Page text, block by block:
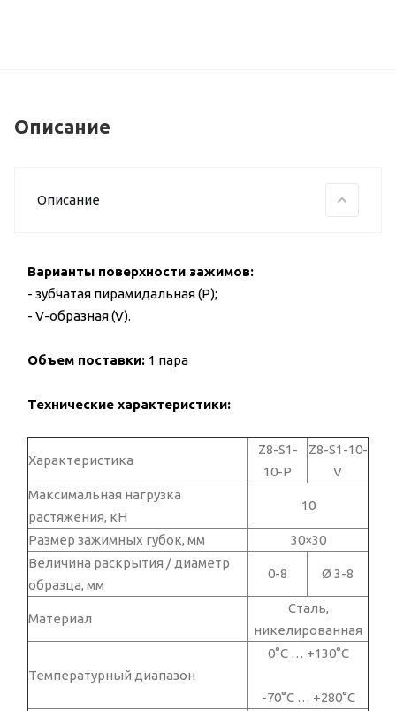
Описание
Описание
Варианты поверхности зажимов:
- зубчатая пирамидальная (P);
- V-образная (V).
Объем поставки: 1 пара
Технические характеристики:
Характеристика
Z8-S1-
10-P
Z8-S1-10-
V
Максимальная нагрузка
растяжения, кН
10
Размер зажимных губок, мм
30×30
Величина раскрытия / диаметр
образца, мм
0-8 Ø 3-8
Материал
Сталь,
никелированная
Температурный диапазон
0°C … +130°C
-70°C … +280°C